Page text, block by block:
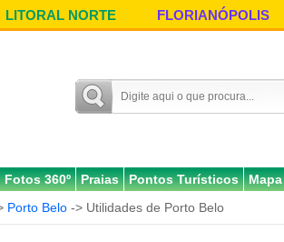
LITORAL NORTE FLORIANÓPOLIS
Fotos 360º Praias Pontos Turísticos Mapa
Porto Belo -> Utilidades de Porto Belo